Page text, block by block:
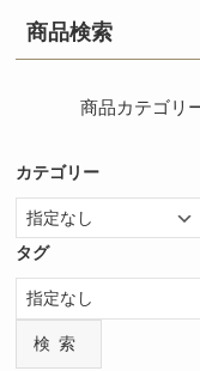
商品検索
商品カテゴリ
カテゴリー
タグ
検索